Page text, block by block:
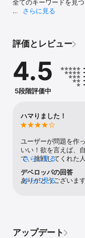
全てのキーワードを見つ
全てのキーワードを見つ
どうしても、キーワー
文字を探しやすくなる
自分でパズルを作る機
作成して、友達に遊んで
脳トレや暇つぶしに最
さらに見る
評価とレビュー
4.5
5段階評価中
ハマりました！
ユーザーが問題を作
いい！欲を言えば、
て、挑戦してくれた
さらに見る
デベロッパの回答
ありがとうございま
さらに見る
アップデート